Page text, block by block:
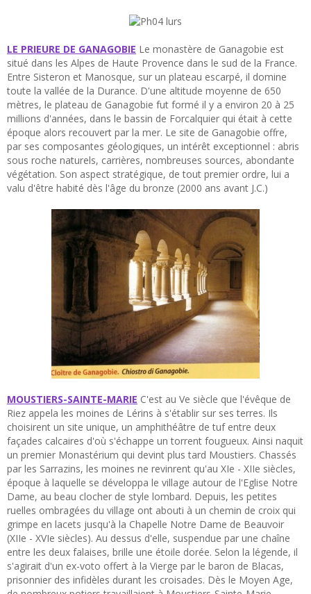
LE PRIEURE DE GANAGOBIE Le monastère de Ganagobie est
situé dans les Alpes de Haute Provence dans le sud de la France.
Entre Sisteron et Manosque, sur un plateau escarpé, il domine
toute la vallée de la Durance. D'une altitude moyenne de 650
mètres, le plateau de Ganagobie fut formé il y a environ 20 à 25
millions d'années, dans le bassin de Forcalquier qui était à cette
époque alors recouvert par la mer. Le site de Ganagobie offre,
par ses composantes géologiques, un intérêt exceptionnel : abris
sous roche naturels, carrières, nombreuses sources, abondante
végétation. Son aspect stratégique, de tout premier ordre, lui a
valu d'être habité dès l'âge du bronze (2000 ans avant J.C.)
MOUSTIERS-SAINTE-MARIE C'est au Ve siècle que l'évêque de
Riez appela les moines de Lérins à s'établir sur ses terres. Ils
choisirent un site unique, un amphithéâtre de tuf entre deux
façades calcaires d'où s'échappe un torrent fougueux. Ainsi naquit
un premier Monastérium qui devint plus tard Moustiers. Chassés
par les Sarrazins, les moines ne revinrent qu'au XIe - XIIe siècles,
époque à laquelle se développa le village autour de l'Eglise Notre
Dame, au beau clocher de style lombard. Depuis, les petites
ruelles ombragées du village ont abouti à un chemin de croix qui
grimpe en lacets jusqu'à la Chapelle Notre Dame de Beauvoir
(XIIe - XVIe siècles). Au dessus d'elle, suspendue par une chaîne
entre les deux falaises, brille une étoile dorée. Selon la légende, il
s'agirait d'un ex-voto offert à la Vierge par le baron de Blacas,
prisonnier des infidèles durant les croisades. Dès le Moyen Age,